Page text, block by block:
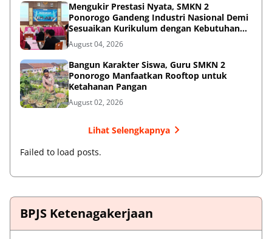
Mengukir Prestasi Nyata, SMKN 2
Ponorogo Gandeng Industri Nasional Demi
Sesuaikan Kurikulum dengan Kebutuhan
Dunia Kerja
August 04, 2026
Bangun Karakter Siswa, Guru SMKN 2
Ponorogo Manfaatkan Rooftop untuk
Ketahanan Pangan
August 02, 2026
Lihat Selengkapnya
Failed to load posts.
BPJS Ketenagakerjaan